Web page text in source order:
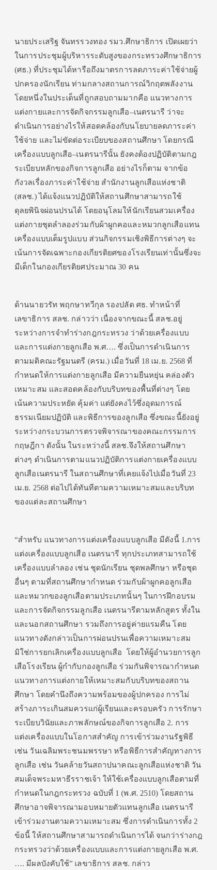
นายประเสริฐ จันทรรวงทอง รมว.ศึกษาธิการ เปิดเผยว่า
ในการประชุมผู้บริหารระดับสูงของกระทรวงศึกษาธิการ
(ศธ.) ที่ประชุมได้หารือถึงมาตรการลดภาระค่าใช้จ่ายผู้
ปกครองนักเรียน ท่ามกลางสถานการณ์วิกฤตพลังงาน
โดยหนึ่งในประเด็นที่ถูกสอบถามมากคือ แนวทางการ
แต่งกายและการจัดกิจกรรมลูกเสือ–เนตรนารี ว่าจะ
ดำเนินการอย่างไรให้สอดคล้องกับนโยบายลดภาระค่า
ใช้จ่าย และไม่ขัดต่อระเบียบของสถานศึกษา โดยกรณี
เครื่องแบบลูกเสือ–เนตรนารีนั้น ยังคงต้องปฏิบัติตามกฎ
ระเบียบหลักของกิจการลูกเสือ อย่างไรก็ตาม จากข้อ
กังวลเรื่องภาระค่าใช้จ่าย สำนักงานลูกเสือแห่งชาติ
(สลช.) ได้แจ้งแนวปฏิบัติให้สถานศึกษาสามารถใช้
ดุลยพินิจผ่อนปรนได้ โดยอนุโลมให้นักเรียนสวมเครื่อง
แต่งกายชุดลำลองร่วมกับผ้าผูกคอและหมวกลูกเสือแทน
เครื่องแบบเต็มรูปแบบ ส่วนกิจกรรมเชิงพิธีการต่างๆ จะ
เน้นการจัดเฉพาะกองเกียรติยศของโรงเรียนเท่านั้นซึ่งจะ
มีเด็กในกองเกียรติยศประมาณ 30 คน
ด้านนายวรัท พฤกษาทวีกุล รองปลัด ศธ. ทำหน้าที่
เลขาธิการ สลช. กล่าวว่า เนื่องจากขณะนี้ สลช.อยู่
ระหว่างการจำทำร่างกฎกระทรวง ว่าด้วยเครื่องแบบ
และการแต่งกายลูกเสือ พ.ศ…. ซึ่งเป็นการดำเนินการ
ตามมติคณะรัฐมนตรี (ครม.) เมื่อวันที่ 18 เม.ย. 2568 ที่
กำหนดให้การแต่งกายลูกเสือ มีความยืนหยุ่น คล่องตัว
เหมาะสม และสอดคล้องกับบริบทของพื้นที่ต่างๆ โดย
เน้นความประหยัด คุ้มค่า แต่ยังคงไว้ซึ่งอุดมการณ์
ธรรมเนียมปฏิบัติ และพิธีการของลูกเสือ ซึ่งขณะนี้ยังอยู่
ระหว่างกระบวนการตรวจพิจารณาของคณะกรรมการ
กฤษฎีกา ดังนั้น ในระหว่างนี้ สลช.จึงให้สถานศึกษา
ต่างๆ ดำเนินการตามแนวปฏิบัติการแต่งกายเครื่องแบบ
ลูกเสือเนตรนารี ในสถานศึกษาที่เคยแจ้งไปเมื่อวันที่ 23
เม.ย. 2568 ต่อไปได้ทันทีตามความเหมาะสมและบริบท
ของแต่ละสถานศึกษา
“สำหรับ แนวทางการแต่งเครื่องแบบลูกเสือ มีดังนี้ 1.การ
แต่งเครื่องแบบลูกเสือ เนตรนารี ทุกประเภทสามารถใช้
เครื่องแบบลำลอง เช่น ชุดนักเรียน ชุดพลศึกษา หรือชุด
อื่นๆ ตามที่สถานศึกษากำหนด ร่วมกับผ้าผูกคอลูกเสือ
และหมวกของลูกเสือตามประเภทนั้นๆ ในการฝึกอบรม
และการจัดกิจกรรมลูกเสือ เนตรนารีตามหลักสูตร ทั้งใน
และนอกสถานศึกษา รวมถึงการอยู่ค่ายแรมคืน โดย
แนวทางดังกล่าวเป็นการผ่อนปรนเพื่อความเหมาะสม
มิใช่การยกเลิกเครื่องแบบลูกเสือ โดยให้ผู้อำนวยการลูก
เสือโรงเรียน ผู้กำกับกองลูกเสือ ร่วมกันพิจารณากำหนด
แนวทางการแต่งกายให้เหมาะสมกับบริบทของสถาน
ศึกษา โดยคำนึงถึงความพร้อมของผู้ปกครอง การไม่
สร้างภาระเกินสมควรแก่ผู้เรียนและครอบครัว การรักษา
ระเบียบวินัยและภาพลักษณ์ของกิจการลูกเสือ 2. การ
แต่งเครื่องแบบในโอกาสสำคัญ การเข้าร่วมงานรัฐพิธี
เช่น วันเฉลิมพระชนมพรรษา หรือพิธีการสำคัญทางการ
ลูกเสือ เช่น วันคล้ายวันสถาปนาคณะลูกเสือแห่งชาติ วัน
สมเด็จพระมหาธีรราชเจ้า ให้ใช้เครื่องแบบลูกเสือตามที่
กำหนดในกฎกระทรวง ฉบับที่ 1 (พ.ศ. 2510) โดยสถาน
ศึกษาอาจพิจารณามอบหมายตัวแทนลูกเสือ เนตรนารี
เข้าร่วมงานตามความเหมาะสม ซึ่งการดำเนินการทั้ง 2
ข้อนี้ ให้สถานศึกษาสามารถดำเนินการได้ จนกว่าร่างกฎ
กระทรวงว่าด้วยเครื่องแบบและการแต่งกายลูกเสือ พ.ศ.
…. มีผลบังคับใช้” เลขาธิการ สลช. กล่าว